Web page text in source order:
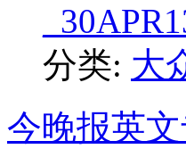
分类: 大
今晚报英文